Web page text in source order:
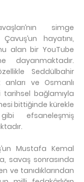
simge
hayatını,
alan bir YouTube
dayanmaktadır.
Seddülbahir
anları ve Osmanlı
tarihsel bağlamıyla
bittiğinde kürekle
efsaneleşmiş
Mustafa Kemal
savaş sonrasında
ve tanıdıklarından